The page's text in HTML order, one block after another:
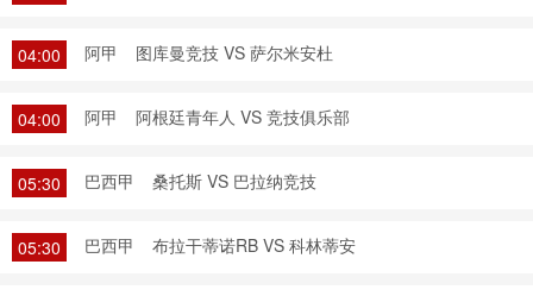
04:00 阿甲 图库曼竞技 VS 萨尔米安杜
04:00 阿甲 阿根廷青年人 VS 竞技俱乐部
05:30 巴西甲 桑托斯 VS 巴拉纳竞技
05:30 巴西甲 布拉干蒂诺RB VS 科林蒂安